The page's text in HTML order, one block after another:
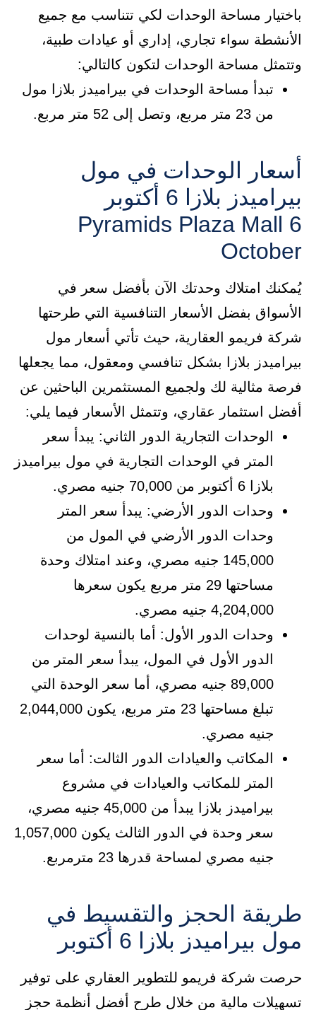
باختيار مساحة الوحدات لكي تتناسب مع جميع
الأنشطة سواء تجاري، إداري أو عيادات طبية،
وتتمثل مساحة الوحدات لتكون كالتالي:
تبدأ مساحة الوحدات في بيراميدز بلازا مول
من 23 متر مربع، وتصل إلى 52 متر مربع.
أسعار الوحدات في مول
بيراميدز بلازا 6 أكتوبر
Pyramids Plaza Mall 6
October
يُمكنك امتلاك وحدتك الآن بأفضل سعر في
الأسواق بفضل الأسعار التنافسية التي طرحتها
شركة فريمو العقارية، حيث تأتي أسعار مول
بيراميدز بلازا بشكل تنافسي ومعقول، مما يجعلها
فرصة مثالية لك ولجميع المستثمرين الباحثين عن
أفضل استثمار عقاري، وتتمثل الأسعار فيما يلي:
الوحدات التجارية الدور الثاني: يبدأ سعر
المتر في الوحدات التجارية في مول بيراميدز
بلازا 6 أكتوبر من 70,000 جنيه مصري.
وحدات الدور الأرضي: يبدأ سعر المتر
وحدات الدور الأرضي في المول من
145,000 جنيه مصري، وعند امتلاك وحدة
مساحتها 29 متر مربع يكون سعرها
4,204,000 جنيه مصري.
وحدات الدور الأول: أما بالنسية لوحدات
الدور الأول في المول، يبدأ سعر المتر من
89,000 جنيه مصري، أما سعر الوحدة التي
تبلغ مساحتها 23 متر مربع، يكون 2,044,000
جنيه مصري.
المكاتب والعيادات الدور الثالت: أما سعر
المتر للمكاتب والعيادات في مشروع
بيراميدز بلازا يبدأ من 45,000 جنيه مصري،
سعر وحدة في الدور الثالث يكون 1,057,000
جنيه مصري لمساحة قدرها 23 مترمربع.
طريقة الحجز والتقسيط في
مول بيراميدز بلازا 6 أكتوبر
حرصت شركة فريمو للتطوير العقاري على توفير
تسهيلات مالية من خلال طرح أفضل أنظمة حجز